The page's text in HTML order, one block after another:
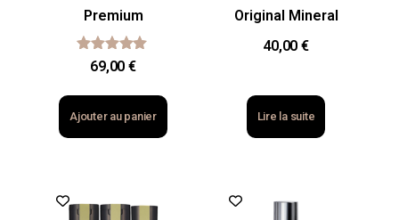
Premium
Note
5.00
69,00 €
Ajouter au panier
Original Mineral
40,00 €
Lire la suite